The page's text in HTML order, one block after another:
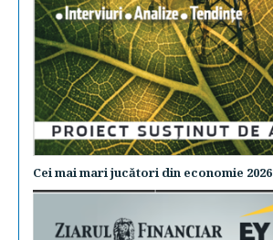
Cei mai mari jucători din economie 2026